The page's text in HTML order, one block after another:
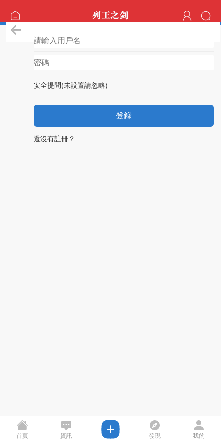
安全提問(未設置請忽略)
登錄
還沒有註冊？
首頁 資訊 發現 我的